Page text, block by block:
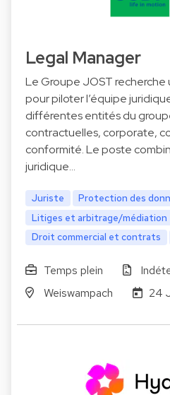
Legal Manager
Le Groupe JOST
pour piloter l’équipe
différentes entités du
contractuelles, corporate,
conformité. Le poste
juridique…
Juriste
Protection des
Litiges et arbitrage/médiation
Droit commercial et contrats
Temps plein
Weiswampach
24